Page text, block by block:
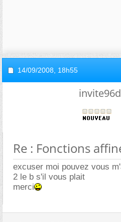
14/09/2008, 18h55
Re : Fonctions
excuser moi pouvez vous
2 le b s'il vous plait
merci